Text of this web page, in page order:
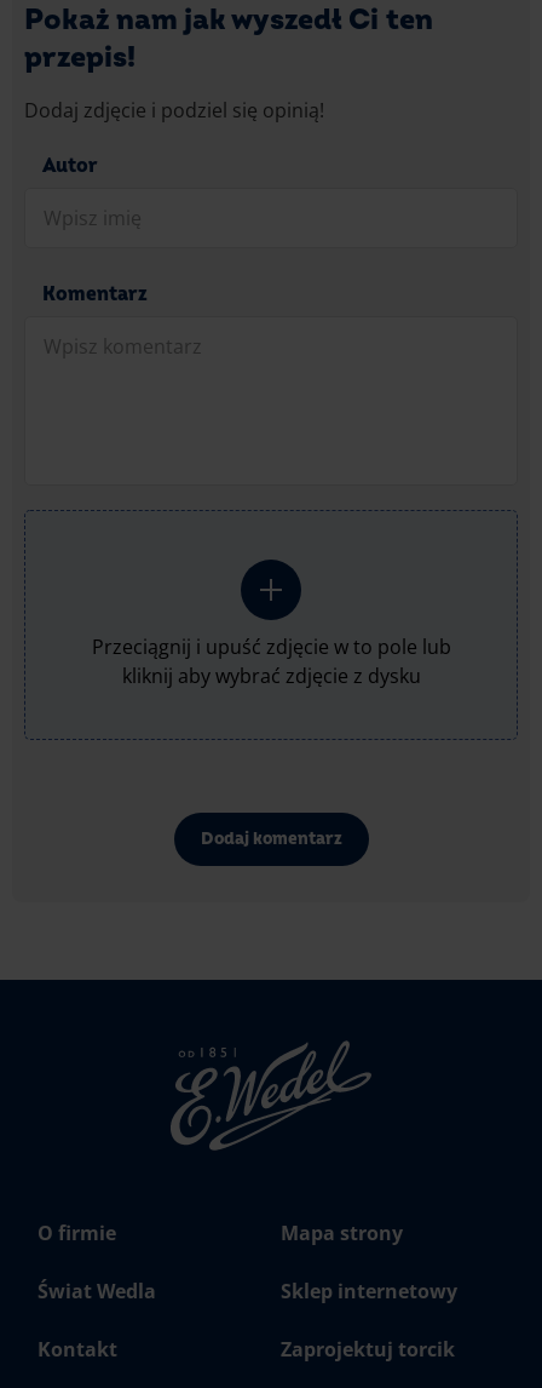
Pokaż nam jak wyszedł Ci ten
przepis!
Dodaj zdjęcie i podziel się opinią!
Autor
Komentarz
Przeciągnij i upuść zdjęcie w to pole lub
kliknij aby wybrać zdjęcie z dysku
Dodaj komentarz
Strona
głowna
Wedel.pl
O firmie
Świat Wedla
Kontakt
Mapa strony
Sklep internetowy
Zaprojektuj torcik